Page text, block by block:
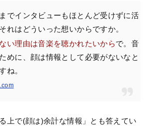
でインタビューもほとんど受けずに活
れはどういった想いからですか。
い理由は音楽を聴かれたいからで。音
めに、顔は情報として必要がないなと
ね。
上で(顔は)余計な情報」とも答えてい